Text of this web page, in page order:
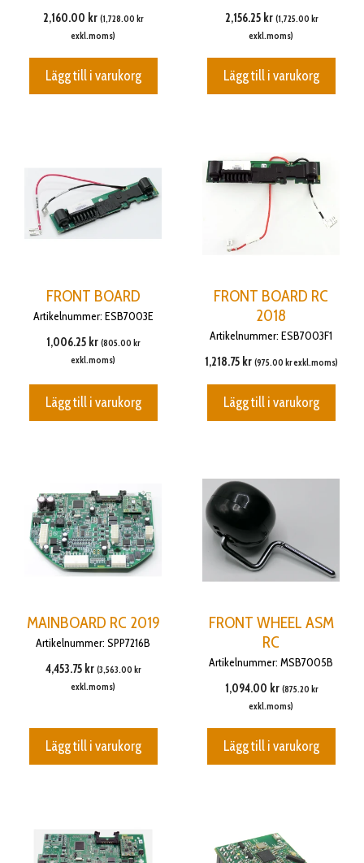
2,160.00 kr (1,728.00 kr
exkl.moms)
Lägg till i varukorg
2,156.25 kr (1,725.00 kr
exkl.moms)
Lägg till i varukorg
FRONT BOARD
Artikelnummer: ESB7003E
1,006.25 kr (805.00 kr
exkl.moms)
Lägg till i varukorg
FRONT BOARD RC
2018
Artikelnummer: ESB7003F1
1,218.75 kr (975.00 krexkl.moms)
Lägg till i varukorg
MAINBOARD RC 2019
Artikelnummer: SPP7216B
4,453.75 kr (3,563.00 kr
exkl.moms)
Lägg till i varukorg
FRONT WHEEL ASM
RC
Artikelnummer: MSB7005B
1,094.00 kr (875.20 kr
exkl.moms)
Lägg till i varukorg